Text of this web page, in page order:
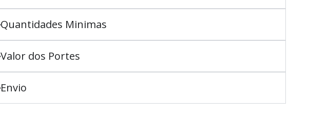
Quantidades Minimas
Valor dos Portes
Envio